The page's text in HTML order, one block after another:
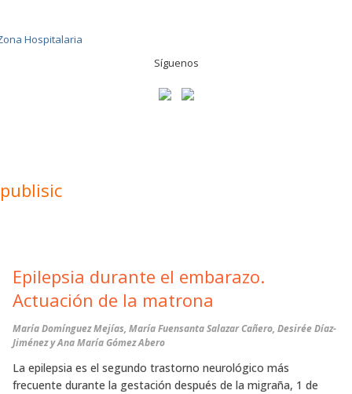
Síguenos
publisic
Epilepsia durante el embarazo.
Actuación de la matrona
María Domínguez Mejías, María Fuensanta Salazar Cañero, Desirée Díaz-
Jiménez y Ana María Gómez Abero
La epilepsia es el segundo trastorno neurológico más
frecuente durante la gestación después de la migraña, 1 de